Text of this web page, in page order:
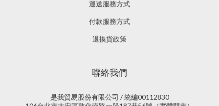
運送服務方式
付款服務方式
退換貨政策
聯絡我們
是我貿易股份有限公司 / 統編00112830